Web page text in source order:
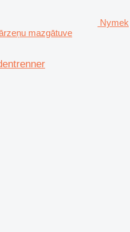
Nymek
mazgātuve